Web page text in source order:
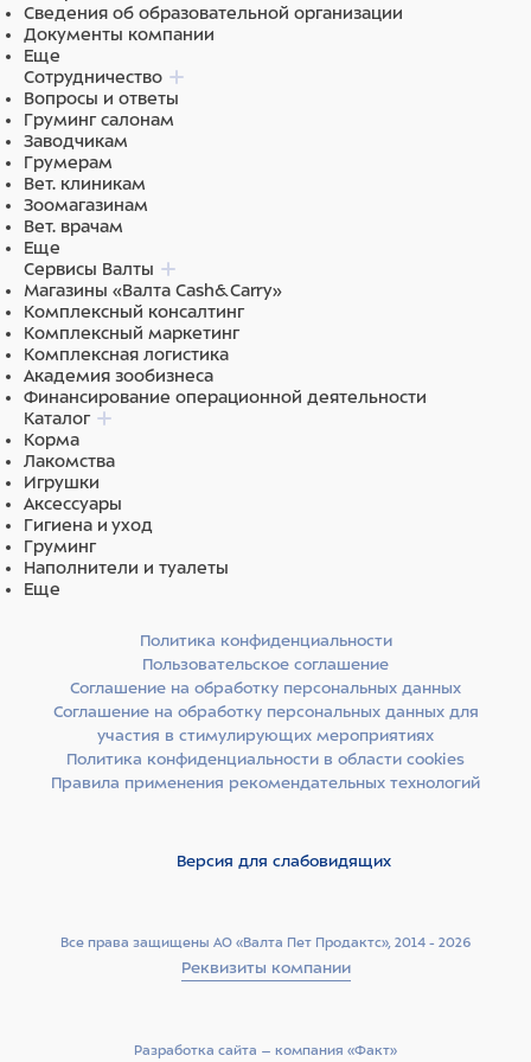
Модуль из двух изолированных между собой
клеток
Наличие поддонов-да
Наличие перфорированного пола-да
Защитные накладки на дверь
Камера оксигенами слева-направо во второй
клетке+ гигрометр
830х550х600 – клетка слева
650х550х600 –клетка справа
Общие габариты третьего этажа 1480х550х600
Модуль устанавливается резиновыми колесами со
стопором диаметром 75 мм в количестве 6 шт.
Состав
Нержавеющая сталь
Сведения об образовательной организации
Документы компании
Еще
Сотрудничество
Вопросы и ответы
Груминг салонам
Заводчикам
Грумерам
Вет. клиникам
Зоомагазинам
Вет. врачам
Еще
Сервисы Валты
Магазины «Валта Cash&Carry»
Комплексный консалтинг
Комплексный маркетинг
Комплексная логистика
Академия зообизнеса
Финансирование операционной деятельности
Каталог
Корма
Лакомства
Игрушки
Аксессуары
Гигиена и уход
Груминг
Наполнители и туалеты
Еще
Все права защищены АО «Валта Пет Продактс», 2014 - 2026
Реквизиты компании
Политика конфиденциальности
Пользовательское соглашение
Соглашение на обработку персональных данных
Соглашение на обработку персональных данных для
участия в стимулирующих мероприятиях
Политика конфиденциальности в области cookies
Правила применения рекомендательных технологий
Версия для слабовидящих
Разработка сайта –­ компания «Факт»